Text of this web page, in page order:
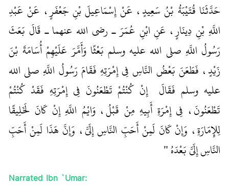
حَدَّثَنَا قُتَيْبَةُ بْنُ سَعِيدٍ، عَنْ إِسْمَاعِيلَ بْنِ جَعْفَرٍ، عَنْ عَبْدِ
اللَّهِ بْنِ دِينَارٍ، عَنِ ابْنِ عُمَرَ ـ رضى الله عنهما ـ قَالَ بَعَثَ
رَسُولُ اللَّهِ صلى الله عليه وسلم بَعْثًا وَأَمَّرَ عَلَيْهِمْ أُسَامَةَ بْنَ
زَيْدٍ، فَطَعَنَ بَعْضُ النَّاسِ فِي إِمْرَتِهِ فَقَامَ رَسُولُ اللَّهِ صلى الله
عليه وسلم فَقَالَ ‏ ‏ إِنْ كُنْتُمْ تَطْعَنُونَ فِي إِمْرَتِهِ فَقَدْ كُنْتُمْ
تَطْعَنُونَ، فِي إِمْرَةِ أَبِيهِ مِنْ قَبْلُ، وَايْمُ اللَّهِ إِنْ كَانَ لَخَلِيقًا
لِلإِمَارَةِ، وَإِنْ كَانَ لَمِنْ أَحَبِّ النَّاسِ إِلَىَّ، وَإِنَّ هَذَا لَمِنْ أَحَبِّ
النَّاسِ إِلَىَّ بَعْدَهُ ‏"
Narrated Ibn `Umar: